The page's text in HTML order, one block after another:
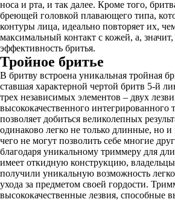
носа и рта, и так далее. Кроме того,
бреющей головкой плавающего типа,
контуры лица, идеально повторяет их,
максимальный контакт с кожей, а,
эффективность бритья.
Тройное бритье
В бритву встроена уникальная тройная
ставшая характерной чертой бритв 5-й
трех независимых элементов – двух
высококачественного интегрированного
позволяет добиться великолепных
одинаково легко не только длинные, но и
чего не могут позволить себе многие
благодаря уникальному триммеру для
имеет откидную конструкцию,
получили уникальную возможность
ухода за предметом своей гордости.
высококачественные лезвия, способные